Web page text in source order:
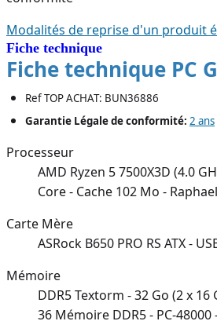
Fiche technique
Modalités de reprise d'un produit
Fiche technique PC
Ref TOP ACHAT: BUN36886
Garantie Légale de conformité: 2 ans
Processeur
AMD Ryzen 5 7500X3D (4.0
Core - Cache 102 Mo - Raphael
Carte Mère
ASRock B650 PRO RS ATX -
Mémoire
DDR5 Textorm - 32 Go (2 x 16
36 Mémoire DDR5 - PC-